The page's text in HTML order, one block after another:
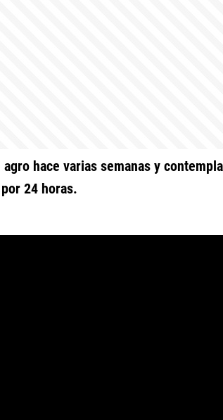
hace varias semanas y
24 horas.